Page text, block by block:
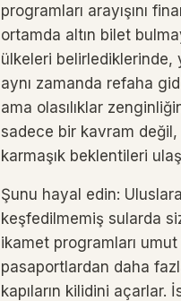
programları arayışını
ortamda altın bilet
ülkeleri belirlediklerinde,
aynı zamanda refaha
ama olasılıklar
sadece bir kavram
karmaşık beklentileri
Şunu hayal edin:
keşfedilmemiş sularda
ikamet programları
pasaportlardan daha
kapıların kilidini açarlar.